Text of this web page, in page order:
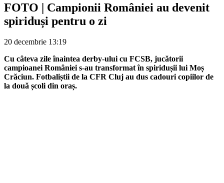
FOTO | Campionii României au devenit
spiriduși pentru o zi
20 decembrie 13:19
Cu câteva zile înaintea derby-ului cu FCSB, jucătorii
campioanei României s-au transformat în spiridușii lui Moș
Crăciun. Fotbaliștii de la CFR Cluj au dus cadouri copiilor de
la două școli din oraș.